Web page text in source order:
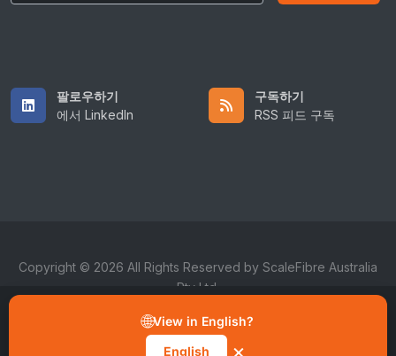
팔로우하기
에서 LinkedIn
구독하기
RSS 피드 구독
Copyright © 2026 All Rights Reserved by ScaleFibre Australia
Pty Ltd.
/ 개인정보처리방침
sales@scalefibre.com
개선, 사용 분석, 마케팅 및 기능 향상을 위한 데이터 처리를 수락하
는 것입니다. 쿠키 알림의 “환경 설정 관리” 버튼에서 언제든지 동의
🌐View in English?
English
×